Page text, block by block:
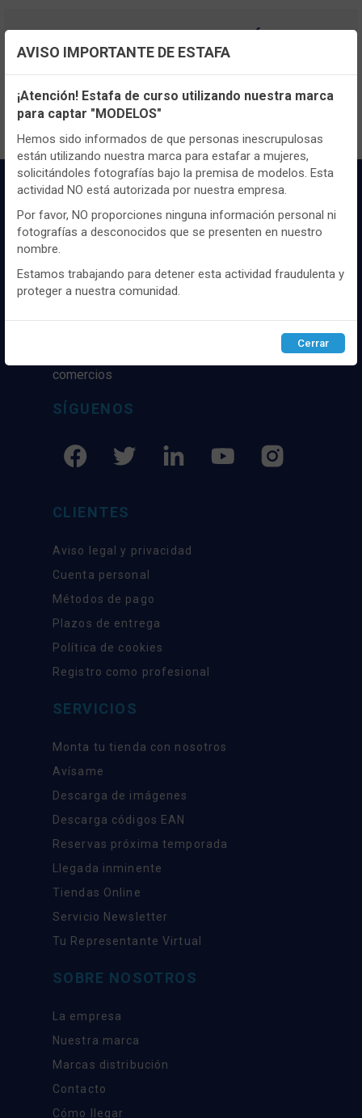
TENEMOS MUCHOS MÁS !
Registrateaquí para poder ver todo el
contenido y los precios.
Distribuidor y mayorista textil de las mejores
mercado, marcas tanto nacionales como
experiencia como proveedor de los mejores
comercios
SÍGUENOS
CLIENTES
Aviso legal y privacidad
Cuenta personal
Métodos de pago
Plazos de entrega
Política de cookies
Registro como profesional
SERVICIOS
Monta tu tienda con nosotros
Avísame
Descarga de imágenes
Descarga códigos EAN
Reservas próxima temporada
Llegada inminente
Tiendas Online
Servicio Newsletter
Tu Representante Virtual
SOBRE NOSOTROS
La empresa
Nuestra marca
Marcas distribución
Contacto
Cómo llegar
Configuración de cookies
Utilizamos cookies propias y de terceros, de sesión o
persistentes, para hacer funcionar de manera segura nuestra
página web y personalizar su contenido.
Igualmente, utilizamos cookies para medir y obtener datos de
la navegación que realizas y para ajustar el contenido a tus
gustos y preferencias.
Puedesconfigurary aceptar el uso de cookies a tu gusto.
Para obtener más información visita nuestra
cookies .
Configurar Rechazar ACEPTAR
AVISO IMPORTANTE DE ESTAFA
¡Atención! Estafa de curso utilizando nuestra marca
para captar "MODELOS"
Hemos sido informados de que personas inescrupulosas
están utilizando nuestra marca para estafar a mujeres,
solicitándoles fotografías bajo la premisa de modelos. Esta
actividad NO está autorizada por nuestra empresa.
Por favor, NO proporciones ninguna información personal ni
fotografías a desconocidos que se presenten en nuestro
nombre.
Estamos trabajando para detener esta actividad fraudulenta y
proteger a nuestra comunidad.
Cerrar